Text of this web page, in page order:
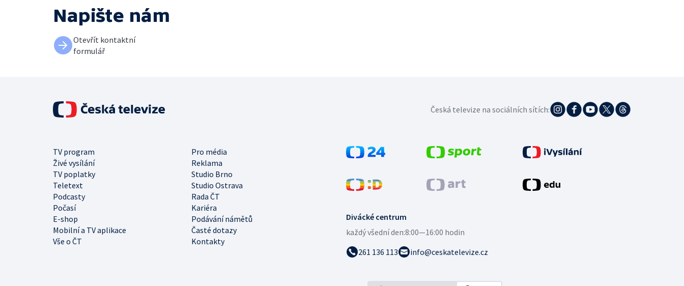
Napište nám
Otevřít kontaktní
formulář
Divácké centrum
každý všední den:8:00—16:00 hodin
261 136 113
info@ceskatelevize.cz
TV program
Pro média
Živé vysílání
Reklama
TV poplatky
Studio Brno
Teletext
Studio Ostrava
Podcasty
Rada ČT
Počasí
Kariéra
E-shop
Podávání námětů
Mobilní a TV aplikace
Časté dotazy
Vše o ČT
Kontakty
Česká televize na sociálních sítích: